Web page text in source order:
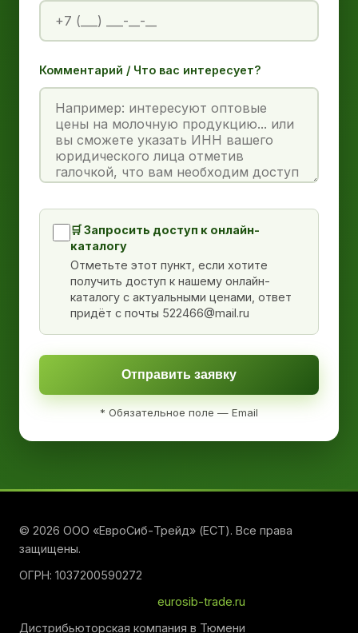
Комментарий / Что вас интересует?
🛒 Запросить доступ к онлайн-
каталогу
Отметьте этот пункт, если хотите
получить доступ к нашему онлайн-
каталогу с актуальными ценами, ответ
придёт с почты 522466@mail.ru
Отправить заявку
* Обязательное поле — Email
© 2026 ООО «ЕвроСиб-Трейд» (ЕСТ). Все права
защищены.
ОГРН: 1037200590272
eurosib-trade.ru
Дистрибьюторская компания в Тюмени